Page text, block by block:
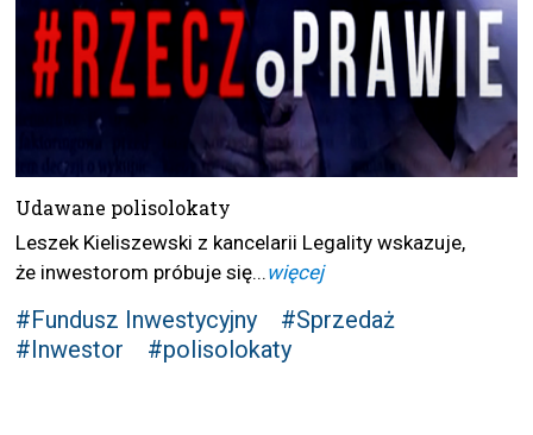
Udawane polisolokaty
Leszek Kieliszewski z kancelarii Legality wskazuje,
że inwestorom próbuje się...więcej
#Fundusz Inwestycyjny
#Sprzedaż
#Inwestor
#polisolokaty